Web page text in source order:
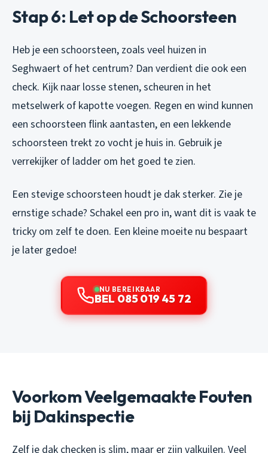
Stap 6: Let op de Schoorsteen
Heb je een schoorsteen, zoals veel huizen in
Seghwaert of het centrum? Dan verdient die ook een
check. Kijk naar losse stenen, scheuren in het
metselwerk of kapotte voegen. Regen en wind kunnen
een schoorsteen flink aantasten, en een lekkende
schoorsteen trekt zo vocht je huis in. Gebruik je
verrekijker of ladder om het goed te zien.
Een stevige schoorsteen houdt je dak sterker. Zie je
ernstige schade? Schakel een pro in, want dit is vaak te
tricky om zelf te doen. Een kleine moeite nu bespaart
je later gedoe!
NU BEREIKBAAR
BEL 085 019 45 72
Voorkom Veelgemaakte Fouten
bij Dakinspectie
Zelf je dak checken is slim, maar er zijn valkuilen. Veel